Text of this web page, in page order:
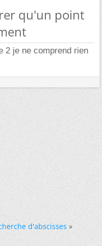
qu'un point
2 je ne comprend rien
d'abscisses »